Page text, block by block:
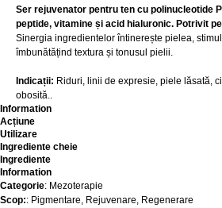
Ser rejuvenator pentru ten cu polinucleotide
peptide, vitamine și acid hialuronic. Potrivit
Sinergia ingredientelor întinerește pielea,
îmbunătățind textura și tonusul pielii.
Indicații: Riduri, linii de expresie, piele lăsată,
obosită..
Information
Acțiune
Utilizare
Ingrediente cheie
Ingrediente
Information
Categorie: Mezoterapie
Scop:: Pigmentare, Rejuvenare, Regenerare